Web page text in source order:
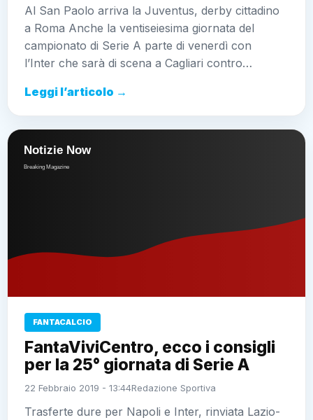
Al San Paolo arriva la Juventus, derby cittadino
a Roma Anche la ventiseiesima giornata del
campionato di Serie A parte di venerdì con
l’Inter che sarà di scena a Cagliari contro…
Leggi l’articolo →
FANTACALCIO
FantaViviCentro, ecco i consigli
per la 25° giornata di Serie A
22 Febbraio 2019 - 13:44Redazione Sportiva
Trasferte dure per Napoli e Inter, rinviata Lazio-